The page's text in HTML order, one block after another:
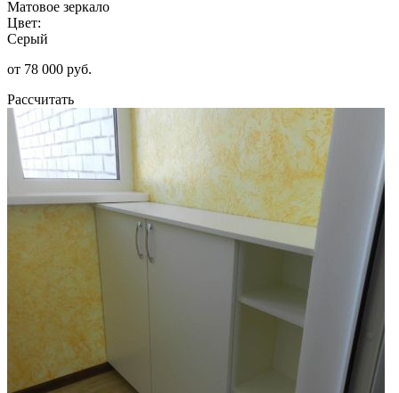
Матовое зеркало
Цвет:
Серый
от 78 000 руб.
Рассчитать